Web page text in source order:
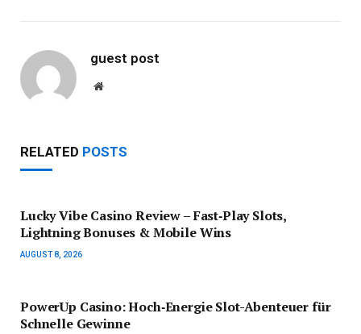
guest post
Website
RELATED POSTS
Lucky Vibe Casino Review – Fast‑Play Slots,
Lightning Bonuses & Mobile Wins
AUGUST 8, 2026
PowerUp Casino: Hoch‑Energie Slot-Abenteuer für
Schnelle Gewinne